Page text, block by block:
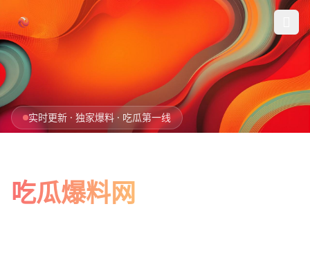
首页
今日爆料
实时更新 · 独家爆料 · 吃瓜第一线
吃瓜爆料网